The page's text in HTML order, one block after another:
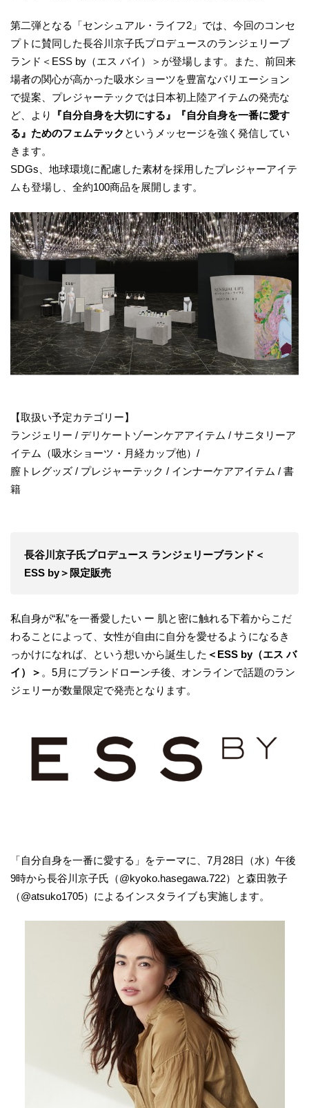
第二弾となる「センシュアル・ライフ2」では、今回のコンセ
プトに賛同した長谷川京子氏プロデュースのランジェリーブ
ランド＜ESS by（エス バイ）＞が登場します。また、前回来
場者の関心が高かった吸水ショーツを豊富なバリエーション
で提案、プレジャーテックでは日本初上陸アイテムの発売な
ど、より
『自分自身を大切にする』『自分自身を一番に愛す
る』ためのフェムテック というメッセージを強く発信してい
きます。
SDGs、地球環境に配慮した素材を採用したプレジャーアイテ
ムも登場し、全約100商品を展開します。
【取扱い予定カテゴリー】
ランジェリー / デリケートゾーンケアアイテム / サニタリーア
イテム（吸水ショーツ・月経カップ他）/
膣トレグッズ / プレジャーテック / インナーケアアイテム / 書
籍
長谷川京子氏プロデュース ランジェリーブランド＜
ESS by＞限定販売
私自身が“私”を一番愛したい ー 肌と密に触れる下着からこだ
わることによって、女性が自由に自分を愛せるようになるき
っかけになれば、という想いから誕生した ＜ESS by（エス バ
イ）＞ 。5月にブランドローンチ後、オンラインで話題のラン
ジェリーが数量限定で発売となります。
「自分自身を一番に愛する」をテーマに、7月28日（水）午後
9時から長谷川京子氏（@kyoko.hasegawa.722）と森田敦子
（@atsuko1705）によるインスタライブも実施します。